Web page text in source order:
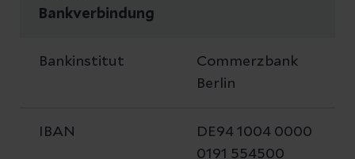
Bankverbindung
Bankinstitut
Commerzbank
Berlin
IBAN
DE94 1004 0000
0191 554500